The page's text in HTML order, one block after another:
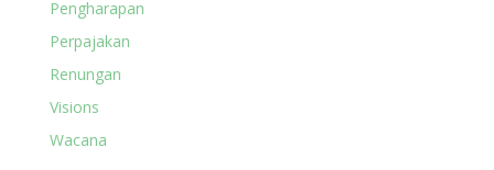
Pengharapan
Perpajakan
Renungan
Visions
Wacana